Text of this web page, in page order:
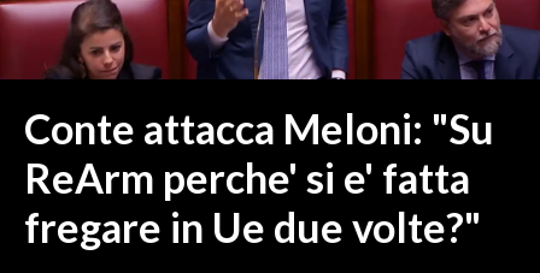
NUORO E PROVINCIA
OGLIASTRA
ITALIA
MONDO
Conte attacca Meloni: "Su
ReArm perche' si e' fatta
fregare in Ue due volte?"